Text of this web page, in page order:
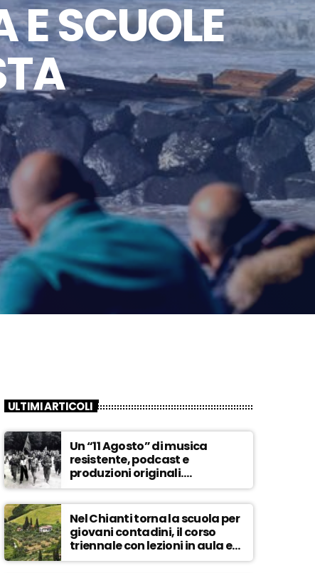
E SCUOLE
ULTIMI ARTICOLI
Un “11 Agosto” di musica
resistente, podcast e
produzioni originali.
Novaradio festeggia in onda
la Liberazione di Firenze
Nel Chianti torna la scuola per
giovani contadini, il corso
triennale con lezioni in aula e
tra i campi – ASCOLTA